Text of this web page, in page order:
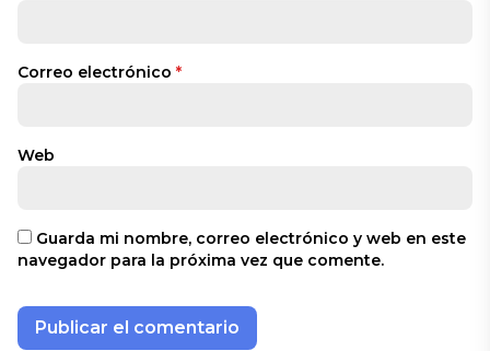
Correo electrónico *
Web
Guarda mi nombre, correo electrónico y web en este
navegador para la próxima vez que comente.